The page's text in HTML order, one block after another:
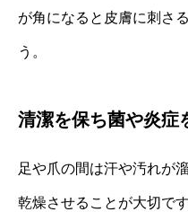
が角になると皮膚に刺さ
う。
清潔を保ち菌や炎症
足や爪の間は汗や汚れが
乾燥させることが大切で